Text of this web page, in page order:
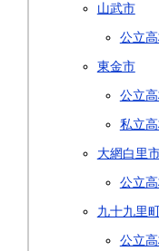
山武市
公立
東金市
公立
私立
大網白里
公立
九十九里
公立